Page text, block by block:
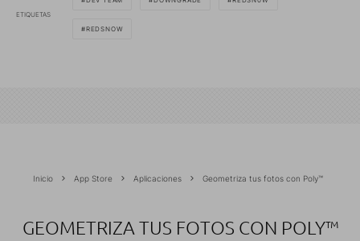
ETIQUETAS
REDSNOW
Inicio App Store Aplicaciones Geometriza tus fotos con Poly™
GEOMETRIZA TUS FOTOS CON POLY™